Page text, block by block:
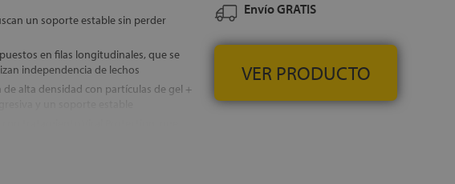
un soporte estable sin perder
en filas longitudinales, que se
independencia de lechos
de alta densidad con partículas de gel +
garantizando un descanso más
Envío GRATIS
VER PRODUCTO